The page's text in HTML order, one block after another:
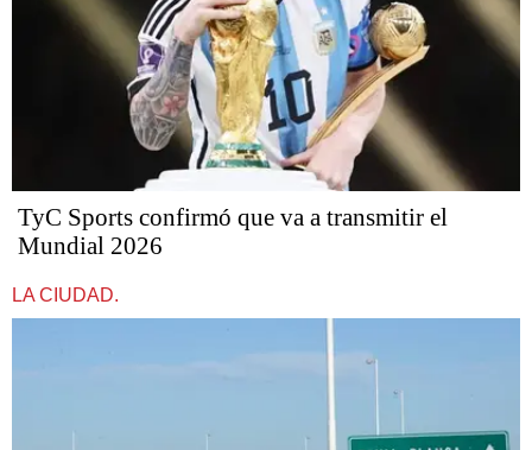
TyC Sports confirmó que va a transmitir el
Mundial 2026
LA CIUDAD.